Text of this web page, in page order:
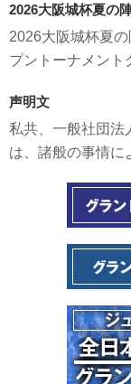
2026大阪城杯夏の
2026大阪城杯夏
プントーナメント
声明文
私共、一般社団法
は、諸般の事情に